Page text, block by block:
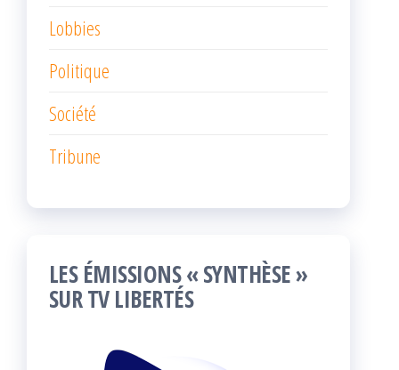
Lobbies
Politique
Société
Tribune
LES ÉMISSIONS « SYNTHÈSE »
SUR TV LIBERTÉS